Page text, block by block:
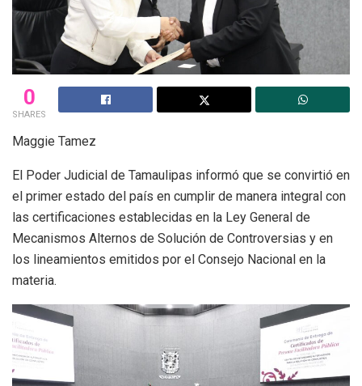
0
SHARES
Maggie Tamez
El Poder Judicial de Tamaulipas informó que se convirtió en
el primer estado del país en cumplir de manera integral con
las certificaciones establecidas en la Ley General de
Mecanismos Alternos de Solución de Controversias y en
los lineamientos emitidos por el Consejo Nacional en la
materia.